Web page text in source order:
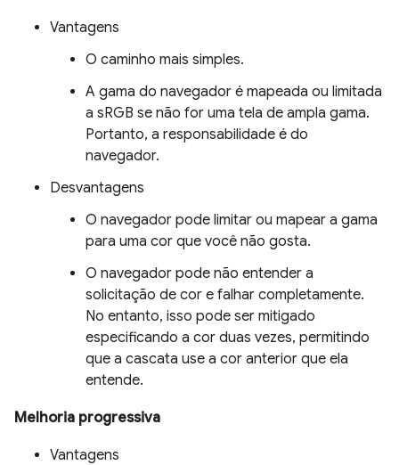
Vantagens
O caminho mais simples.
A gama do navegador é mapeada ou limitada
a sRGB se não for uma tela de ampla gama.
Portanto, a responsabilidade é do
navegador.
Desvantagens
O navegador pode limitar ou mapear a gama
para uma cor que você não gosta.
O navegador pode não entender a
solicitação de cor e falhar completamente.
No entanto, isso pode ser mitigado
especificando a cor duas vezes, permitindo
que a cascata use a cor anterior que ela
entende.
Melhoria progressiva
Vantagens